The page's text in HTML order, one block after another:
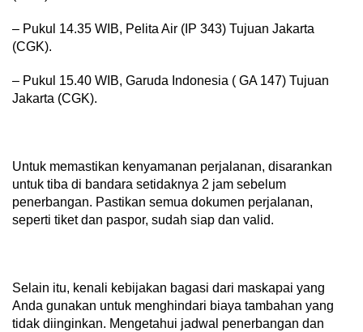
– Pukul 14.35 WIB, Pelita Air (IP 343) Tujuan Jakarta
(CGK).
– Pukul 15.40 WIB, Garuda Indonesia ( GA 147) Tujuan
Jakarta (CGK).
Untuk memastikan kenyamanan perjalanan, disarankan
untuk tiba di bandara setidaknya 2 jam sebelum
penerbangan. Pastikan semua dokumen perjalanan,
seperti tiket dan paspor, sudah siap dan valid.
Selain itu, kenali kebijakan bagasi dari maskapai yang
Anda gunakan untuk menghindari biaya tambahan yang
tidak diinginkan. Mengetahui jadwal penerbangan dan